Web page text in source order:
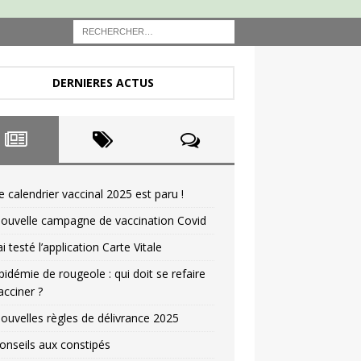
DERNIERES ACTUS
calendrier vaccinal 2025 est paru !
campagne de vaccination Covid
testé l’application Carte Vitale
de rougeole : qui doit se refaire
?
règles de délivrance 2025
aux constipés